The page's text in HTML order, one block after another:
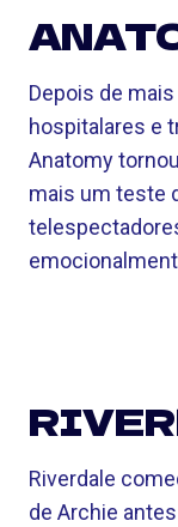
Depois de
hospitalares e
Anatomy
mais um teste
Riverdale
de Archie